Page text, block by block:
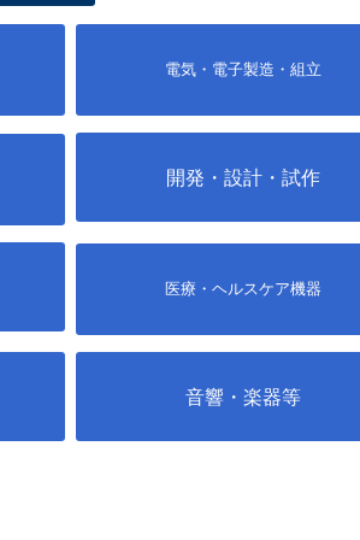
電気・電子製造・組立
開発・設計・試作
医療・ヘルスケア機器
音響・楽器等